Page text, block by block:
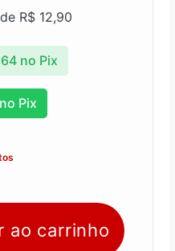
R$ 12,90
no Pix
Pix
ao carrinho